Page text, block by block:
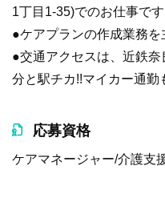
1丁目1-35)でのお仕事です
●ケアプランの作成業務を
●交通アクセスは、近鉄
分と駅チカ!!マイカー通
応募資格
ケアマネージャー/介護支